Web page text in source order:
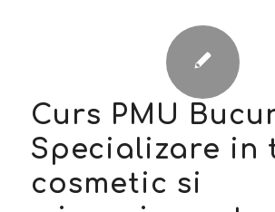
Curs PMU
Specializare in
cosmetic si